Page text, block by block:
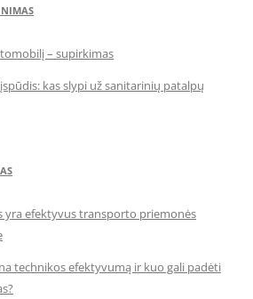
– supirkimas
kas slypi už sanitarinių patalpų
efektyvus transporto priemonės
technikos efektyvumą ir kuo gali padėti